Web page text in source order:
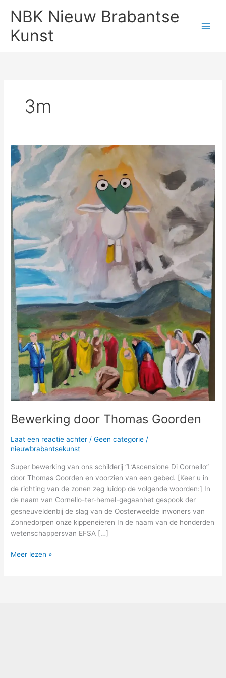
naar
inhoud
NBK Nieuw Brabantse
Kunst
3m
Bewerking door Thomas Goorden
Laat een reactie achter /Geen categorie /
nieuwbrabantsekunst
Super bewerking van ons schilderij “L’Ascensione Di Cornello”
door Thomas Goorden en voorzien van een gebed. [Keer u in
de richting van de zonen zeg luidop de volgende woorden:] In
de naam van Cornello-ter-hemel-gegaanhet gespook der
gesneuveldenbij de slag van de Oosterweelde inwoners van
Zonnedorpen onze kippeneieren In de naam van de honderden
wetenschappersvan EFSA […]
Bewerking
door
Thomas
Goorden
Meer lezen »